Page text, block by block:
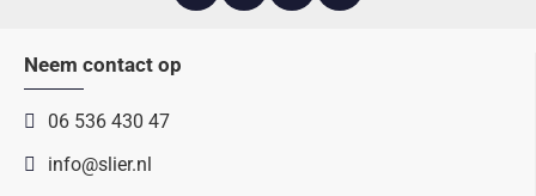
Neem contact op
06 536 430 47
info@slier.nl